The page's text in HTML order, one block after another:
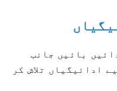
بائیں جانب
ادائیگیاں تلاش کر